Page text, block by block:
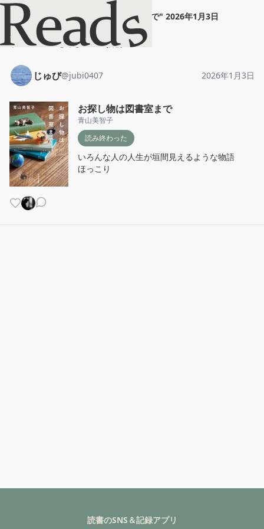
じゅび"お探し物は図書室まで" 2026年1月3日
ホーム じゅび 投稿
じゅび@jubi0407 2026年1月3日
お探し物は図書室まで
青山美智子
読み終わった
いろんな人の人生が垣間見えるような物語
ほっこり
読書のSNS＆記録アプリ